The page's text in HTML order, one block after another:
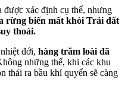
được xác định cụ thể, nhưng
rừng biến mất khỏi Trái đất
thoái.
đới, hàng trăm loài đã
những thế, khi các khu
thải ra bầu khí quyển sẽ càng